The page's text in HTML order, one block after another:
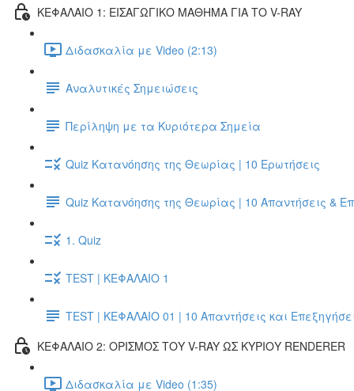
ΚΕΦΑΛΑΙΟ 1: ΕΙΣΑΓΩΓΙΚΟ ΜΑΘΗΜΑ ΓΙΑ ΤΟ V-RAY
Διδασκαλία με Video (2:13)
Αναλυτικές Σημειώσεις
Περίληψη με τα Κυριότερα Σημεία
Quiz Κατανόησης της Θεωρίας | 10 Ερωτήσεις
Quiz Κατανόησης της Θεωρίας | 10 Απαντήσεις &
1. Quiz
TEST | ΚΕΦΑΛΑΙΟ 1
TEST | ΚΕΦΑΛΑΙΟ 01 | 10 Απαντήσεις και
ΚΕΦΑΛΑΙΟ 2: ΟΡΙΣΜΟΣ ΤΟΥ V-RAY ΩΣ ΚΥΡΙΟΥ RENDERER
Διδασκαλία με Video (1:35)